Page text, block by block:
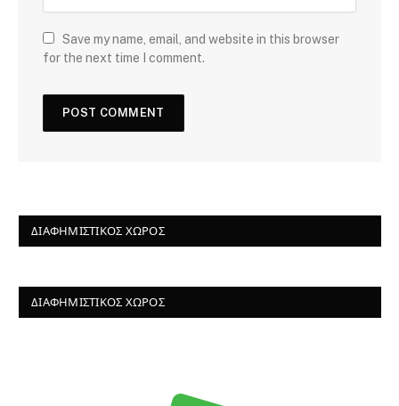
Save my name, email, and website in this browser
for the next time I comment.
ΔΙΑΦΗΜΙΣΤΙΚΌΣ ΧΏΡΟΣ
ΔΙΑΦΗΜΙΣΤΙΚΌΣ ΧΏΡΟΣ